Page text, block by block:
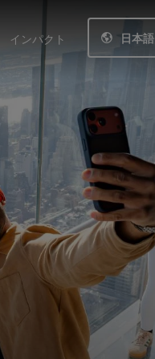
インパクト 日本語